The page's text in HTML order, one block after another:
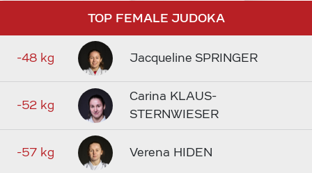
TOP FEMALE JUDOKA
-48 kg Jacqueline SPRINGER
-52 kg
Carina KLAUS-
STERNWIESER
-57 kg Verena HIDEN